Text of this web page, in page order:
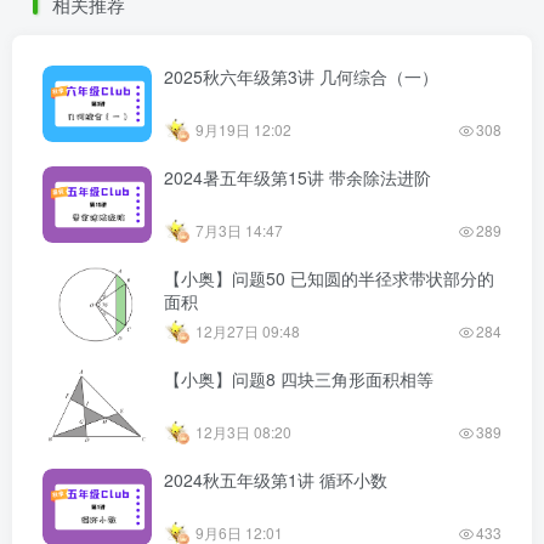
2025秋六年级第3讲 几何综合（一）
9月19日 12:02 308
2024暑五年级第15讲 带余除法进阶
7月3日 14:47 289
【小奥】问题50 已知圆的半径求带状部分的
面积
12月27日 09:48 284
【小奥】问题8 四块三角形面积相等
12月3日 08:20 389
2024秋五年级第1讲 循环小数
9月6日 12:01 433